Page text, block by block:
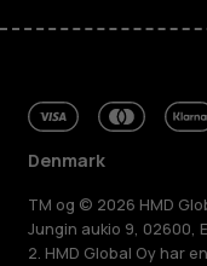
Denmark
TM og © 2026 HMD
Jungin aukio 9, 02600,
2. HMD Global Oy har